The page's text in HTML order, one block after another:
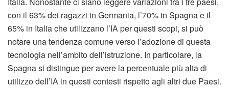
con il 63% dei ragazzi in Germania, l’70% in Spagna e il
65% in Italia che utilizzano l’IA per questi scopi, si può
notare una tendenza comune verso l’adozione di questa
tecnologia nell’ambito dell’istruzione. In particolare, la
Spagna si distingue per avere la percentuale più alta di
utilizzo dell’IA in questi contesti rispetto agli altri due Paesi.